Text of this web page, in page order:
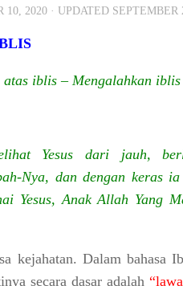
10, 2020 · UPDATED SEPTEMBER
atas iblis – Mengalahkan iblis
Yesus dari jauh,
Nya, dan dengan keras
Yesus, Anak Allah Yang
kejahatan. Dalam bahasa
secara dasar adalah